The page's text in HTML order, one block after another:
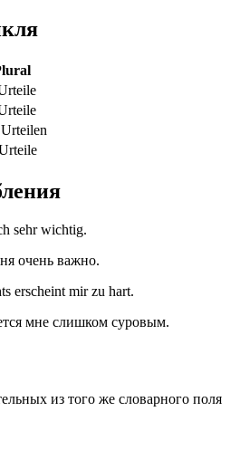
sehr wichtig.
очень важно.
erscheint mir zu hart.
мне слишком суровым.
из того же словарного поля